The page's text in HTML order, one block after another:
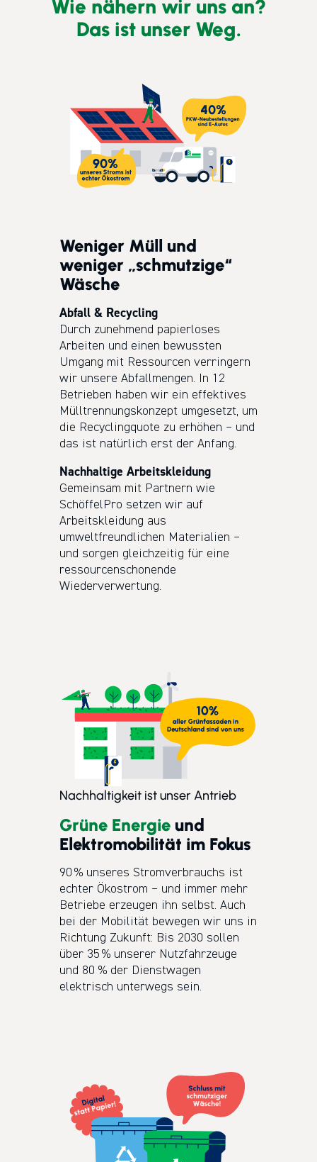
Wie nähern wir uns an?
Das ist unser Weg.
Weniger Müll und
weniger „schmutzige“
Wäsche
Abfall & Recycling
Durch zunehmend papierloses
Arbeiten und einen bewussten
Umgang mit Ressourcen verringern
wir unsere Abfallmengen. In 12
Betrieben haben wir ein effektives
Mülltrennungskonzept umgesetzt, um
die Recyclingquote zu erhöhen – und
das ist natürlich erst der Anfang.
Nachhaltige Arbeitskleidung
Gemeinsam mit Partnern wie
SchöffelPro setzen wir auf
Arbeitskleidung aus
umweltfreundlichen Materialien –
und sorgen gleichzeitig für eine
ressourcenschonende
Wiederverwertung.
Nachhaltigkeit ist unser Antrieb
Grüne Energie und
Elektromobilität im Fokus
90 % unseres Stromverbrauchs ist
echter Ökostrom – und immer mehr
Betriebe erzeugen ihn selbst. Auch
bei der Mobilität bewegen wir uns in
Richtung Zukunft: Bis 2030 sollen
über 35 % unserer Nutzfahrzeuge
und 80 % der Dienstwagen
elektrisch unterwegs sein.